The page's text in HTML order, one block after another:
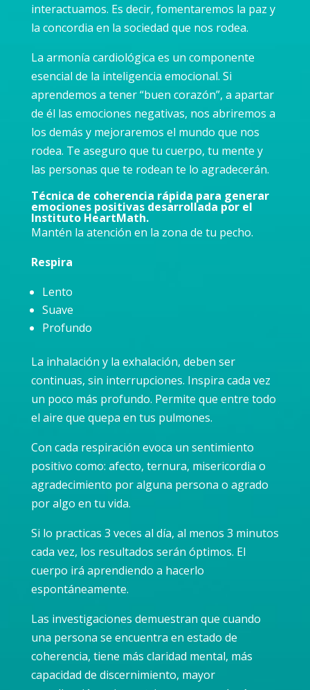
interactuamos. Es decir, fomentaremos la paz y
la concordia en la sociedad que nos rodea.
La armonía cardiológica es un componente
esencial de la inteligencia emocional. Si
aprendemos a tener “buen corazón”, a apartar
de él las emociones negativas, nos abriremos a
los demás y mejoraremos el mundo que nos
rodea. Te aseguro que tu cuerpo, tu mente y
las personas que te rodean te lo agradecerán.
Técnica de coherencia rápida para generar
emociones positivas desarrollada por el
Instituto HeartMath.
Mantén la atención en la zona de tu pecho.
Respira
Lento
Suave
Profundo
La inhalación y la exhalación, deben ser
continuas, sin interrupciones. Inspira cada vez
un poco más profundo. Permite que entre todo
el aire que quepa en tus pulmones.
Con cada respiración evoca un sentimiento
positivo como: afecto, ternura, misericordia o
agradecimiento por alguna persona o agrado
por algo en tu vida.
Si lo practicas 3 veces al día, al menos 3 minutos
cada vez, los resultados serán óptimos. El
cuerpo irá aprendiendo a hacerlo
espontáneamente.
Las investigaciones demuestran que cuando
una persona se encuentra en estado de
coherencia, tiene más claridad mental, más
capacidad de discernimiento, mayor